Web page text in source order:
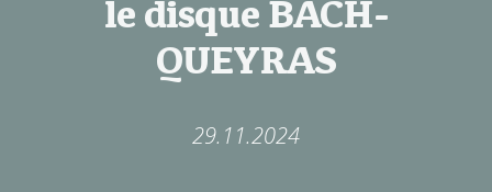
le disque BACH-
QUEYRAS
29.11.2024